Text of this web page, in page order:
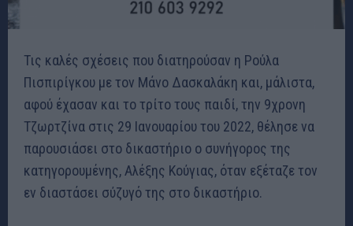
Τις καλές σχέσεις που διατηρούσαν η Ρούλα
Πισπιρίγκου με τον Μάνο Δασκαλάκη και, μάλιστα,
αφού έχασαν και το τρίτο τους παιδί, την 9χρονη
Τζωρτζίνα στις 29 Ιανουαρίου του 2022, θέλησε να
παρουσιάσει στο δικαστήριο ο συνήγορος της
κατηγορουμένης, Αλέξης Κούγιας, όταν εξέταζε τον
εν διαστάσει σύζυγό της στο δικαστήριο.